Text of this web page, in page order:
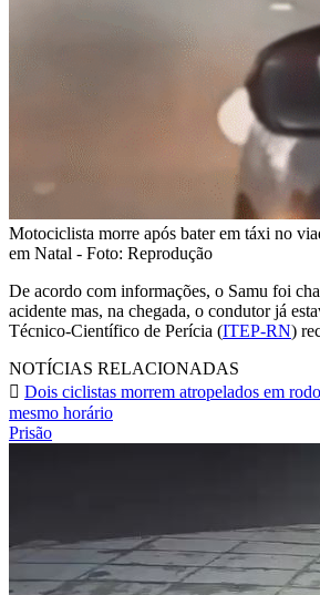
Motociclista morre após bater em táxi no
em Natal - Foto: Reprodução
De acordo com informações, o Samu foi
acidente mas, na chegada, o condutor já
Técnico-Científico de Perícia (ITEP-RN)
NOTÍCIAS RELACIONADAS
Dois ciclistas morrem atropelados em
mesmo horário
Prisão